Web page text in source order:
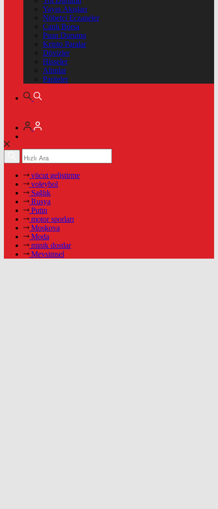
Yayın Akışları
Nöbetçi Eczaneler
Canlı Borsa
Puan Durumu
Kripto Paralar
Dövizler
Hisseler
Altınlar
Pariteler
vücut geliştirme
voleybol
Sağlık
Rusya
Putin
motor sporları
Moskova
Moda
minik dostlar
Mevsimsel